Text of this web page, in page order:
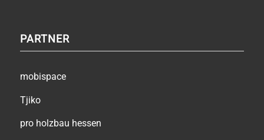
PARTNER
mobispace
Tjiko
pro holzbau hessen